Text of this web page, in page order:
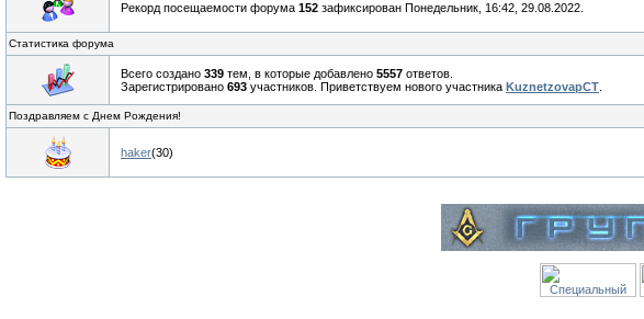
Рекорд посещаемости форума 152 зафиксирован Понедельник, 16:42, 29.08.2022.
Статистика форума
Всего создано 339 тем, в которые добавлено 5557 ответов.
Зарегистрировано 693 участников. Приветствуем нового участника KuznetzovapCT
Поздравляем с Днем Рождения!
haker(30)